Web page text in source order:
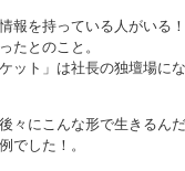
を持っている人がいる
とのこと。
ト」は社長の独壇場にな
にこんな形で生きるんだ
した！。